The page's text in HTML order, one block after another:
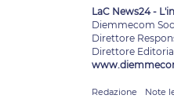
LaC News24 -
Diemmecom
Direttore
Direttore
Redazione Note